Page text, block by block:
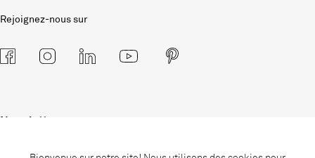
Rejoignez-nous sur
Newsletter